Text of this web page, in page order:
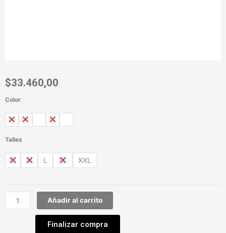
$33.460,00
Color
Talles
S M L XL XXL
Oxford
Termico
Asmund
cantidad
Añadir al carrito
Finalizar compra